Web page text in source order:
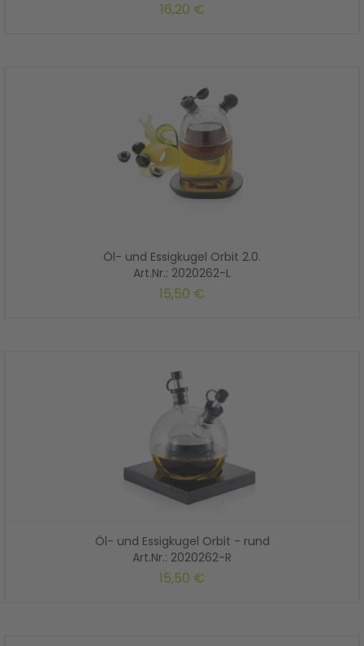
16,20 €
Öl- und Essigkugel Orbit 2.0.
Art.Nr.: 2020262-L
15,50 €
Öl- und Essigkugel Orbit - rund
Art.Nr.: 2020262-R
15,50 €